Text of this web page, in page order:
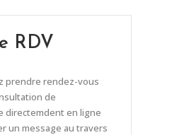
RDV
prendre rendez-vous
de
directemdent en ligne
un message au travers